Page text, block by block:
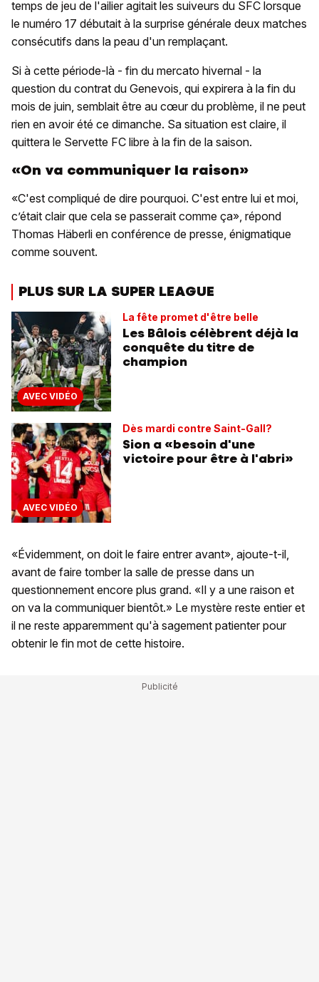
temps de jeu de l'ailier agitait les suiveurs du SFC lorsque
le numéro 17 débutait à la surprise générale deux matches
consécutifs dans la peau d'un remplaçant.
Si à cette période-là - fin du mercato hivernal - la
question du contrat du Genevois, qui expirera à la fin du
mois de juin, semblait être au cœur du problème, il ne peut
rien en avoir été ce dimanche. Sa situation est claire, il
quittera le Servette FC libre à la fin de la saison.
«On va communiquer la raison»
«C'est compliqué de dire pourquoi. C'est entre lui et moi,
c’était clair que cela se passerait comme ça», répond
Thomas Häberli en conférence de presse, énigmatique
comme souvent.
PLUS SUR LA SUPER LEAGUE
AVEC VIDÉO
La fête promet d'être belle
Les Bâlois célèbrent déjà la
conquête du titre de
champion
AVEC VIDÉO
Dès mardi contre Saint-Gall?
Sion a «besoin d'une
victoire pour être à l'abri»
«Évidemment, on doit le faire entrer avant», ajoute-t-il,
avant de faire tomber la salle de presse dans un
questionnement encore plus grand. «Il y a une raison et
on va la communiquer bientôt.» Le mystère reste entier et
il ne reste apparemment qu'à sagement patienter pour
obtenir le fin mot de cette histoire.